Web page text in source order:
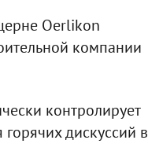
Oerlikon
компании
контролирует
дискуссий в